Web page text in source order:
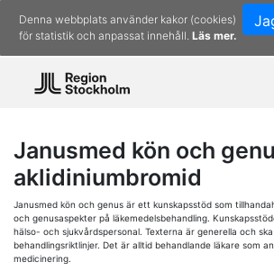
Denna webbplats använder kakor (cookies)
för statistik och anpassat innehåll. Läs mer.
Janusmed kön och
aklidiniumbromid
Janusmed kön och genus är ett kunskapsstöd som
och genusaspekter på läkemedelsbehandling.
hälso- och sjukvårdspersonal. Texterna är generella och
behandlingsriktlinjer. Det är alltid behandlande läkare som
medicinering.